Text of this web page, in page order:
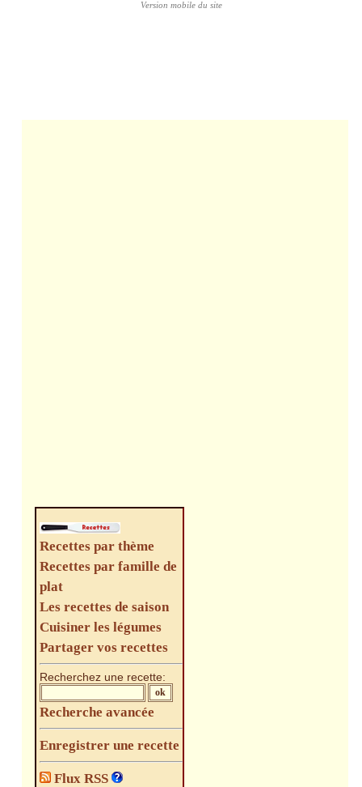
Recettes par thème
Recettes par famille de
plat
Les recettes de saison
Cuisiner les légumes
Partager vos recettes
Recherchez une recette:
Recherche avancée
Enregistrer une recette
Flux RSS